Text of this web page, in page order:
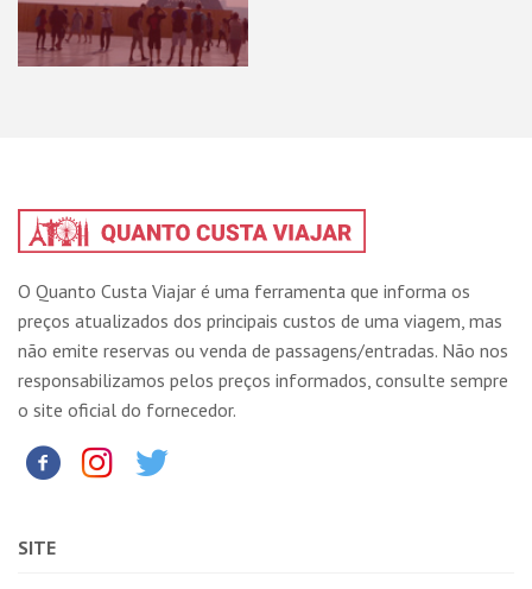
O Quanto Custa Viajar é uma ferramenta que informa os
preços atualizados dos principais custos de uma viagem, mas
não emite reservas ou venda de passagens/entradas. Não nos
responsabilizamos pelos preços informados, consulte sempre
o site oficial do fornecedor.
SITE